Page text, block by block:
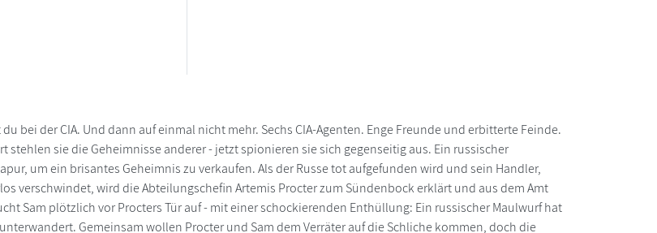
bei der CIA. Und dann auf einmal nicht mehr. Sechs CIA-Agenten. Enge Freunde und erbitterte Feinde.
stehlen sie die Geheimnisse anderer - jetzt spionieren sie sich gegenseitig aus. Ein russischer
um ein brisantes Geheimnis zu verkaufen. Als der Russe tot aufgefunden wird und sein Handler,
verschwindet, wird die Abteilungschefin Artemis Procter zum Sündenbock erklärt und aus dem Amt
Sam plötzlich vor Procters Tür auf - mit einer schockierenden Enthüllung: Ein russischer Maulwurf hat
Gemeinsam wollen Procter und Sam dem Verräter auf die Schliche kommen, doch die